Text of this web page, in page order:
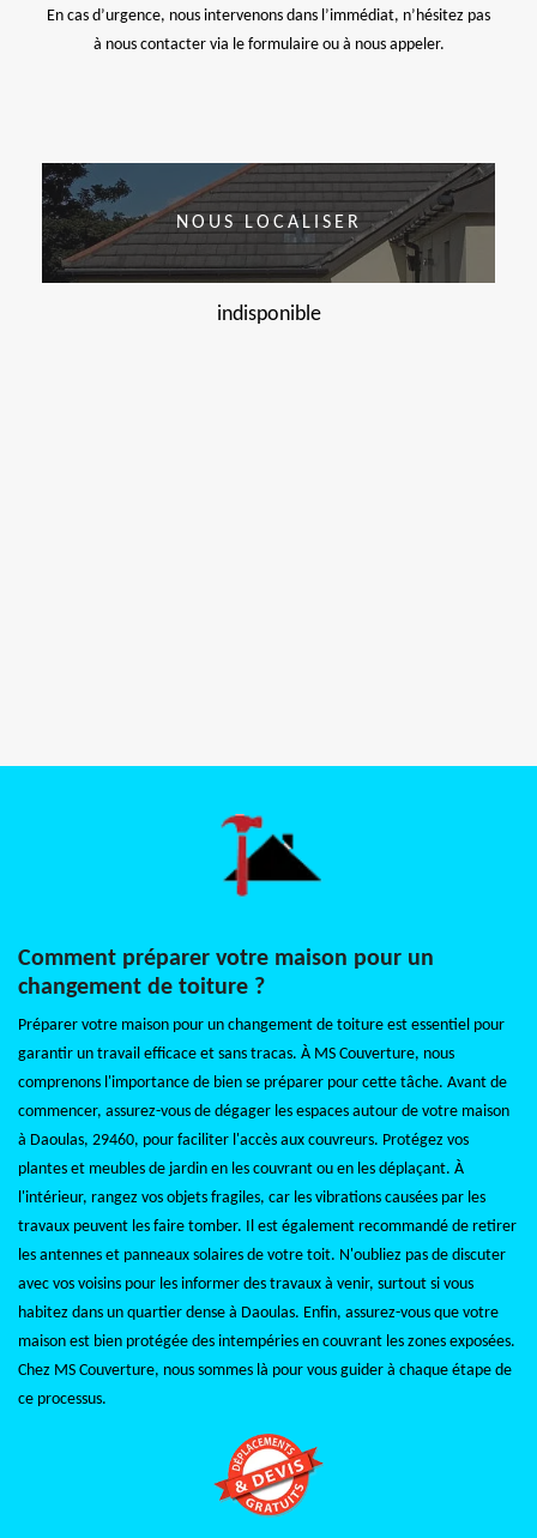
En cas d’urgence, nous intervenons dans l’immédiat, n’hésitez pas
à nous contacter via le formulaire ou à nous appeler.
NOUS LOCALISER
indisponible
Comment préparer votre maison pour un
changement de toiture ?
Préparer votre maison pour un changement de toiture est essentiel pour
garantir un travail efficace et sans tracas. À MS Couverture, nous
comprenons l'importance de bien se préparer pour cette tâche. Avant de
commencer, assurez-vous de dégager les espaces autour de votre maison
à Daoulas, 29460, pour faciliter l'accès aux couvreurs. Protégez vos
plantes et meubles de jardin en les couvrant ou en les déplaçant. À
l'intérieur, rangez vos objets fragiles, car les vibrations causées par les
travaux peuvent les faire tomber. Il est également recommandé de retirer
les antennes et panneaux solaires de votre toit. N'oubliez pas de discuter
avec vos voisins pour les informer des travaux à venir, surtout si vous
habitez dans un quartier dense à Daoulas. Enfin, assurez-vous que votre
maison est bien protégée des intempéries en couvrant les zones exposées.
Chez MS Couverture, nous sommes là pour vous guider à chaque étape de
ce processus.